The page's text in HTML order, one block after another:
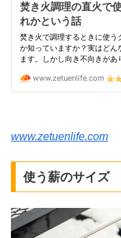
www.zetuenlife.com
使う薪のサイズ